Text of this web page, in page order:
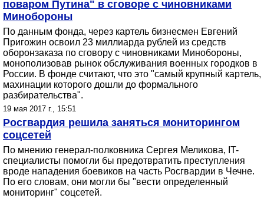
поваром Путина" в сговоре с чиновниками
Минобороны
По данным фонда, через картель бизнесмен Евгений
Пригожин освоил 23 миллиарда рублей из средств
оборонзаказа по сговору с чиновниками Минобороны,
монополизовав рынок обслуживания военных городков в
России. В фонде считают, что это "самый крупный картель,
махинации которого дошли до формального
разбирательства".
19 мая 2017 г., 15:51
Росгвардия решила заняться мониторингом
соцсетей
По мнению генерал-полковника Сергея Меликова, IT-
специалисты помогли бы предотвратить преступления
вроде нападения боевиков на часть Росгвардии в Чечне.
По его словам, они могли бы "вести определенный
мониторинг" соцсетей.